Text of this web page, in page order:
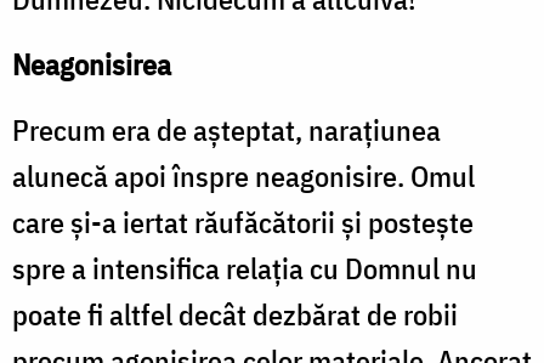
Neagonisirea
Precum era de așteptat, narațiunea
alunecă apoi înspre neagonisire. Omul
care și-a iertat răufăcătorii și postește
spre a intensifica relația cu Domnul nu
poate fi altfel decât dezbărat de robii